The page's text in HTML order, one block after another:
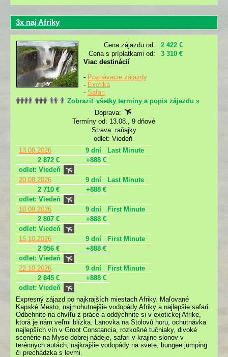
3x naj Afriky
Cena zájazdu od:
2 422 €
Cena s príplatkami od:
3 310 €
Viac destinácií
- Poznávacie zájazdy
- Exotika
- Safari
Zobraziť všetky termíny a popis zájazdu »
Doprava:
Termíny od: 13.08., 9 dňové
Strava: raňajky
odlet: Viedeň
13.08.2026
9 dní
Last Minute
2 872 €
+888 €
odlet: Viedeň
20.08.2026
9 dní
Last Minute
2 710 €
+888 €
odlet: Viedeň
10.09.2026
9 dní
First Minute
2 807 €
+888 €
odlet: Viedeň
15.10.2026
9 dní
First Minute
2 956 €
+888 €
odlet: Viedeň
22.10.2026
9 dní
First Minute
2 845 €
+888 €
odlet: Viedeň
Expresný zájazd po najkrajších miestach Afriky. Maľované
Kapské Mesto, najmohutnejšie vodopády Afriky a najlepšie safari.
Odbehnite na chvíľu z práce a oddýchnite si v exotickej Afrike,
ktorá je nám veľmi blízka. Lanovka na Stolovú horu, ochutnávka
najlepších vín v Groot Constancia, rozkošné tučniaky, divoké
scenérie na Myse dobrej nádeje, safari v krajine slonov v
terénnych autách, najkrajšie vodopády na svete, bungee jumping
či prechádzka s levmi.